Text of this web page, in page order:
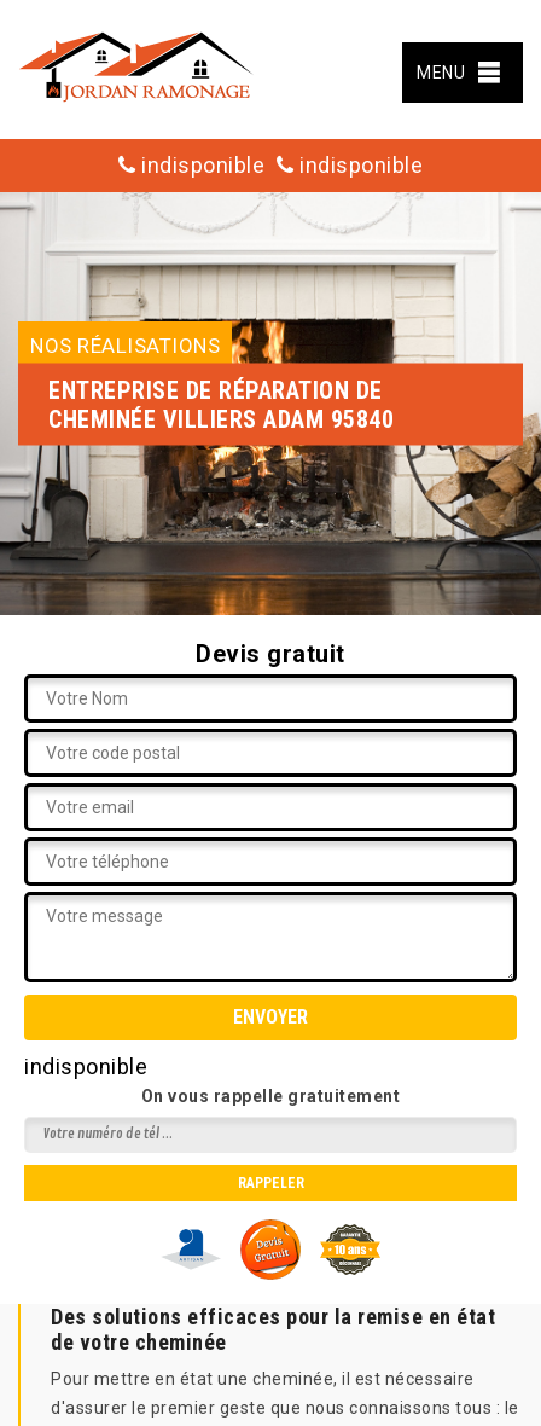
MENU
indisponible indisponible
NOS RÉALISATIONS
ENTREPRISE DE RÉPARATION DE
CHEMINÉE VILLIERS ADAM 95840
Devis gratuit
indisponible
On vous rappelle gratuitement
Des solutions efficaces pour la remise en état
de votre cheminée
Pour mettre en état une cheminée, il est nécessaire
d'assurer le premier geste que nous connaissons tous : le